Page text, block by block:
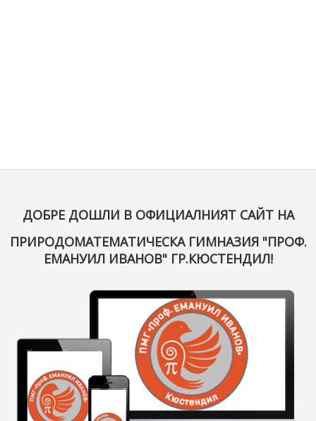
ДОБРЕ ДОШЛИ В ОФИЦИАЛНИЯТ САЙТ НА
ПРИРОДОМАТЕМАТИЧЕСКА ГИМНАЗИЯ "ПРОФ.
ЕМАНУИЛ ИВАНОВ" ГР.КЮСТЕНДИЛ!